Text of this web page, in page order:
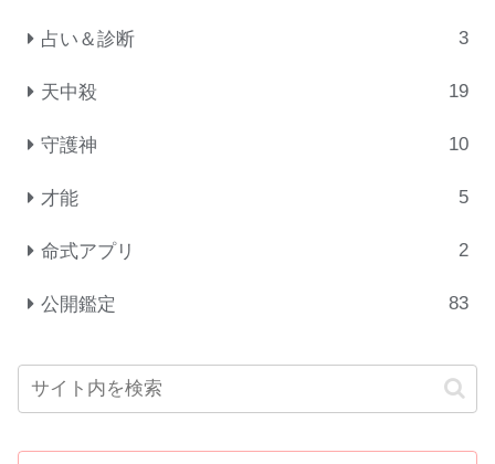
占い＆診断 3
天中殺 19
守護神 10
才能 5
命式アプリ 2
公開鑑定 83